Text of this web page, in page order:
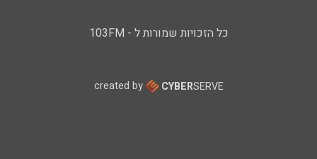
כל הזכויות שמורות ל - 103FM
created by CYBERSERVE